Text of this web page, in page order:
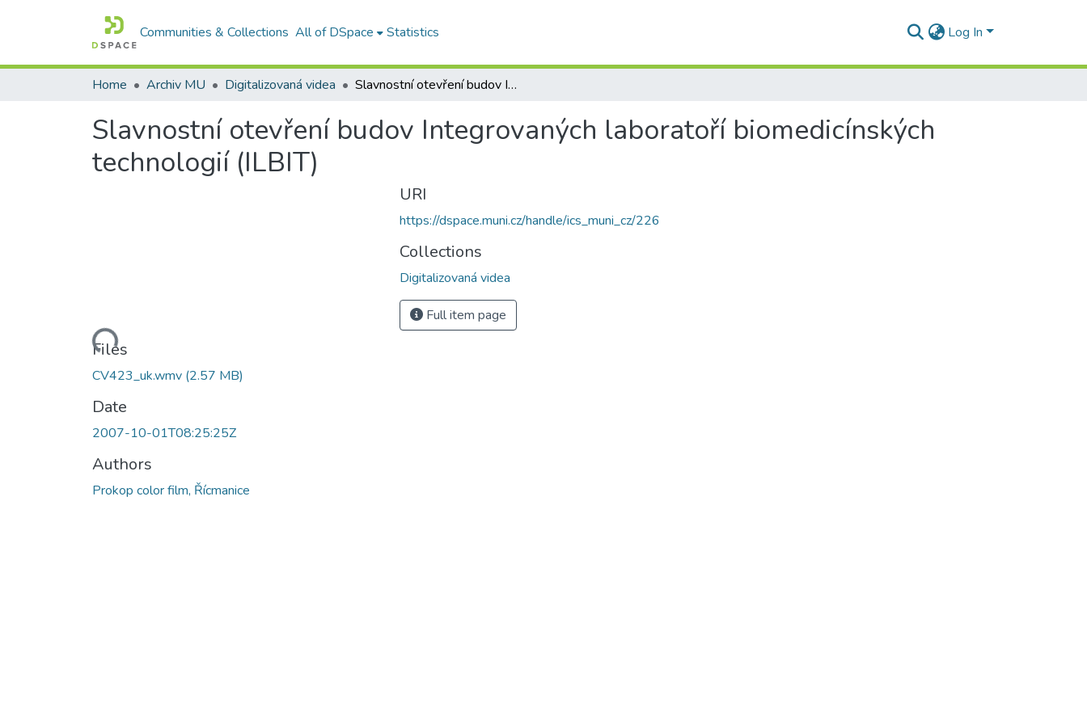
Communities & Collections All of DSpace Statistics Log In
Home Archiv MU Digitalizovaná videa Slavnostní otevření budov Integrovaných laboratoří biomedicínských technologií (ILBIT)
Slavnostní otevření budov Integrovaných laboratoří biomedicínských
technologií (ILBIT)
Loading...
Files
CV423_uk.wmv (2.57 MB)
Date
2007-10-01T08:25:25Z
Authors
Prokop color film, Řícmanice
URI
https://dspace.muni.cz/handle/ics_muni_cz/226
Collections
Digitalizovaná videa
Full item page